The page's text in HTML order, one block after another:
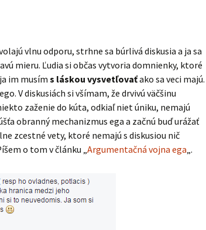
vlnu odporu, strhne sa búrlivá diskusia a ja sa
mieru. Ľudia si občas vytvoria domnienky, ktoré
im musím s láskou vysvetľovaťako sa veci majú.
V diskusiách si všímam, že drvivú väčšinu
zaženie do kúta, odkiaľ niet úniku, nemajú
obranný mechanizmus ega a začnú buď urážať
zcestné vety, ktoré nemajú s diskusiou nič
o tom v článku „Argumentačná vojna ega„.